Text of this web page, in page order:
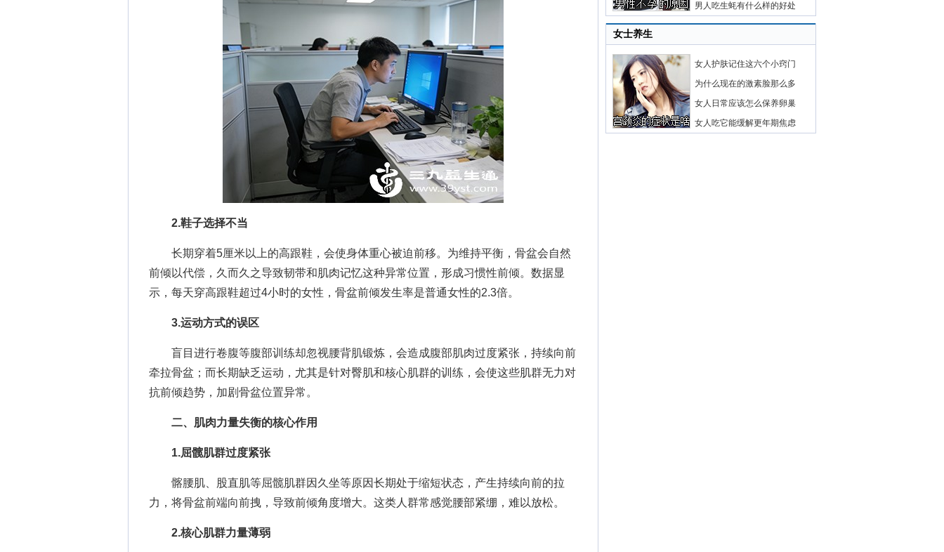
2.鞋子选择不当
长期穿着5厘米以上的高跟鞋，会使身体重心被迫前移。为维持平衡，骨盆会自然
前倾以代偿，久而久之导致韧带和肌肉记忆这种异常位置，形成习惯性前倾。数据显
示，每天穿高跟鞋超过4小时的女性，骨盆前倾发生率是普通女性的2.3倍。
3.运动方式的误区
盲目进行卷腹等腹部训练却忽视腰背肌锻炼，会造成腹部肌肉过度紧张，持续向前
牵拉骨盆；而长期缺乏运动，尤其是针对臀肌和核心肌群的训练，会使这些肌群无力对
抗前倾趋势，加剧骨盆位置异常。
二、肌肉力量失衡的核心作用
1.屈髋肌群过度紧张
髂腰肌、股直肌等屈髋肌群因久坐等原因长期处于缩短状态，产生持续向前的拉
力，将骨盆前端向前拽，导致前倾角度增大。这类人群常感觉腰部紧绷，难以放松。
2.核心肌群力量薄弱
男人吃生蚝有什么样的好处
女士养生
女人护肤记住这六个小窍门
为什么现在的激素脸那么多
女人日常应该怎么保养卵巢
女人吃它能缓解更年期焦虑